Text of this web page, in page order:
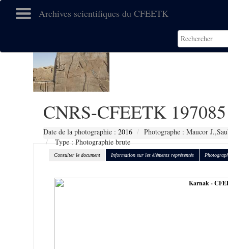
Archives scientifiques du CFEETK
CNRS-CFEETK 197085
Date de la photographie : 2016
Photographe : Maucor
Type : Photographie brute
Consulter le document Information sur les éléments représentés